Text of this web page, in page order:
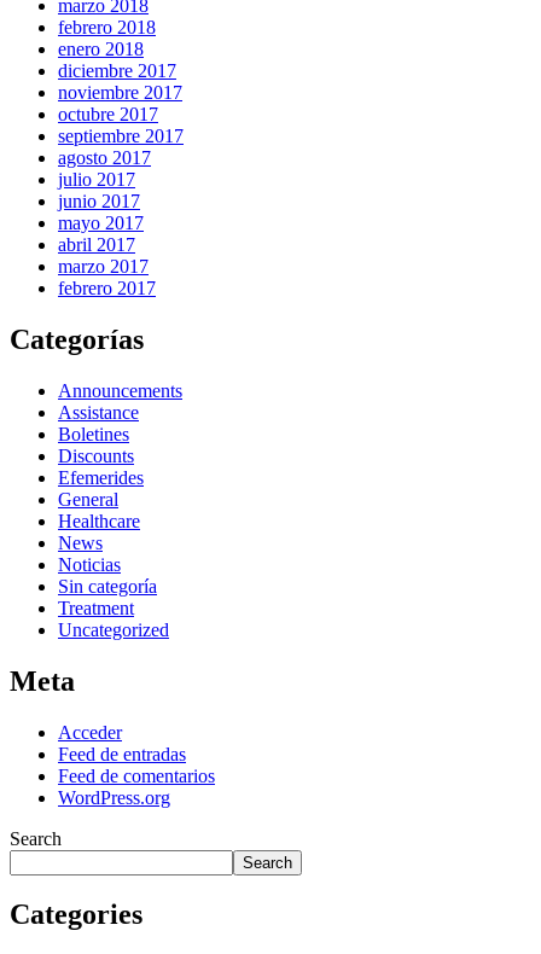
marzo 2018
febrero 2018
enero 2018
diciembre 2017
noviembre 2017
octubre 2017
septiembre 2017
agosto 2017
julio 2017
junio 2017
mayo 2017
abril 2017
marzo 2017
febrero 2017
Categorías
Announcements
Assistance
Boletines
Discounts
Efemerides
General
Healthcare
News
Noticias
Sin categoría
Treatment
Uncategorized
Meta
Acceder
Feed de entradas
Feed de comentarios
WordPress.org
Search
Search
Categories